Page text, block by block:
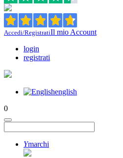
Accedi/RegistratiIl mio Account
login
registrati
english
0
Ymarchi